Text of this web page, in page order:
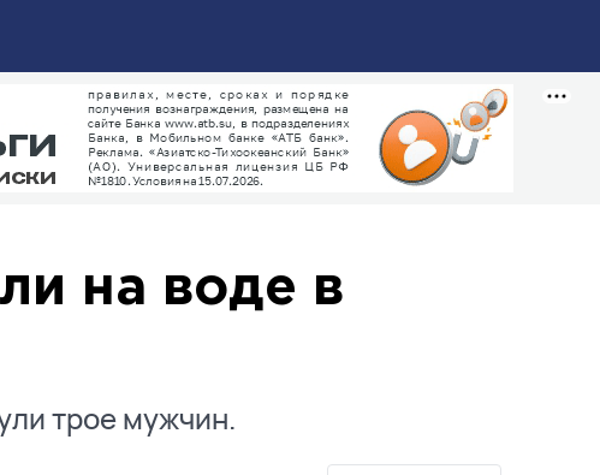
на воде в
трое мужчин.